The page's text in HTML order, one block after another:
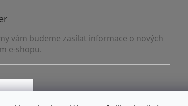
vám budeme zasílat informace o nových
e-shopu.